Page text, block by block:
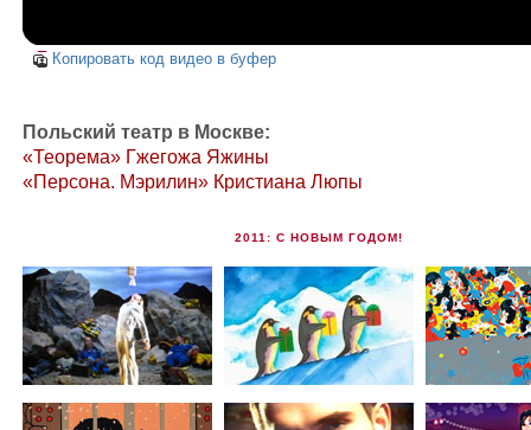
Копировать код видео в буфер
Польский театр в Москве:
«Теорема» Гжегожа Яжины
«Персона. Мэрилин» Кристиана Люпы
2011: С НОВЫМ ГОДОМ!